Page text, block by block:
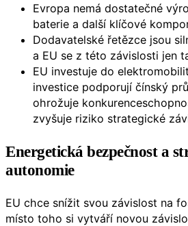
Evropa nemá dostatečné
baterie a další klíčové
Dodavatelské řetězce jsou
a EU se z této závislosti jen
EU investuje do
investice podporují čínský
ohrožuje
zvyšuje riziko strategické
Energetická bezpečnost a
autonomie
EU chce snížit svou závislost na
místo toho si vytváří novou